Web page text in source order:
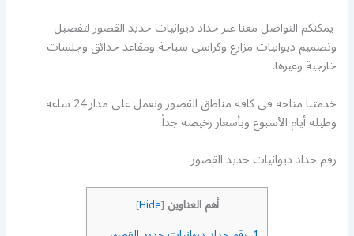
يمكنكم التواصل معنا عبر حداد ديوانيات حديد القصور لتفصيل
وتصميم ديوانيات مزارع وكراسي سباحة ومقاعد حدائق وجلسات
خارجية وغيرها.
خدمتنا متاحة في كافة مناطق القصور ونعمل على مدار 24 ساعة
وطيلة أيام الأسبوع وبأسعار رخيصة جداً
رقم حداد ديوانيات حديد القصور
أهم العناوين [
Hide
]